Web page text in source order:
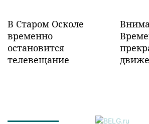
В Старом Осколе
временно
остановится
телевещание